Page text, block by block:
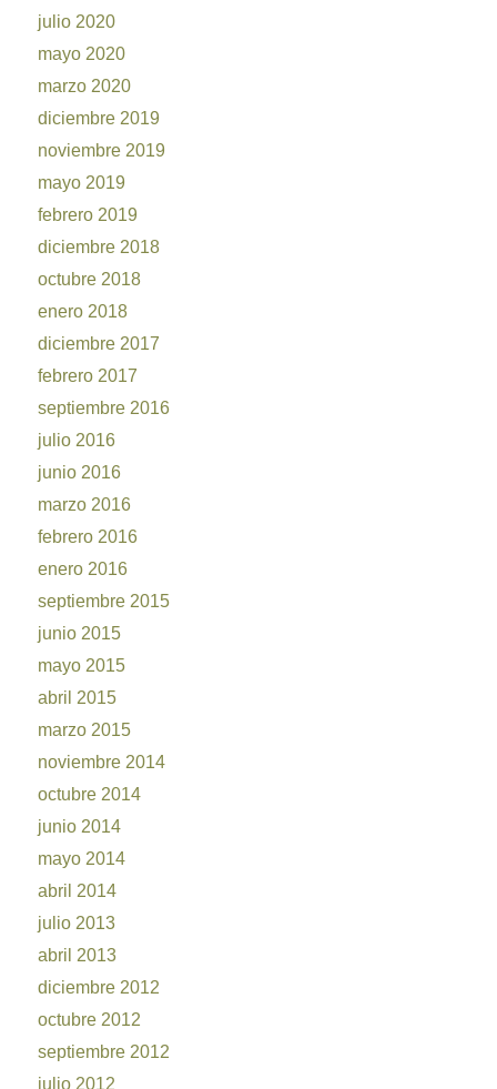
julio 2020
mayo 2020
marzo 2020
diciembre 2019
noviembre 2019
mayo 2019
febrero 2019
diciembre 2018
octubre 2018
enero 2018
diciembre 2017
febrero 2017
septiembre 2016
julio 2016
junio 2016
marzo 2016
febrero 2016
enero 2016
septiembre 2015
junio 2015
mayo 2015
abril 2015
marzo 2015
noviembre 2014
octubre 2014
junio 2014
mayo 2014
abril 2014
julio 2013
abril 2013
diciembre 2012
octubre 2012
septiembre 2012
julio 2012